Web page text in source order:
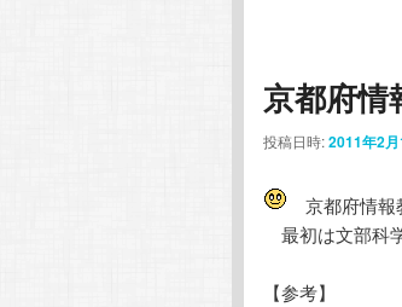
コ
ン
テ
ン
テ
ン
京都府情
投稿日時:2011年2
京都府情報
最初は文部科
【参考】